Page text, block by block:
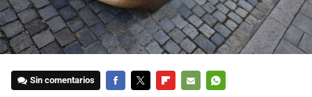
Sin comentarios